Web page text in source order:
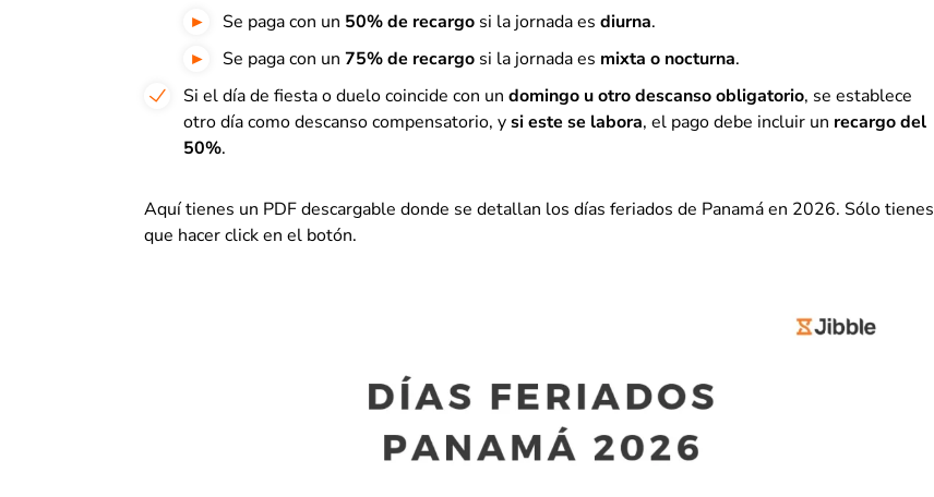
Se paga con un 50% de recargo si la jornada es diurna.
Se paga con un 75% de recargo si la jornada es mixta o nocturna.
Si el día de fiesta o duelo coincide con un domingo u otro descanso obligatorio, se establece
otro día como descanso compensatorio, ysi este se labora, el pago debe incluir un recargo del
50%.
Aquí tienes un PDF descargable donde se detallan los días feriados de Panamá en 2026. Sólo tienes
que hacer click en el botón.